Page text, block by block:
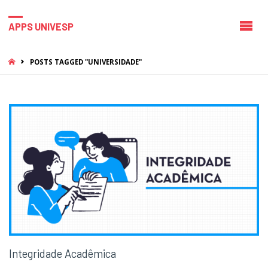
APPS UNIVESP
HOMEPOSTS TAGGED "UNIVERSIDADE"
Integridade Acadêmica